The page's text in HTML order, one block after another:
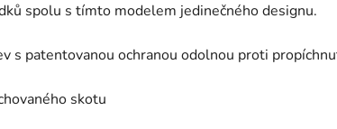
spolu s tímto modelem jedinečného designu.
s patentovanou ochranou odolnou proti
skotu